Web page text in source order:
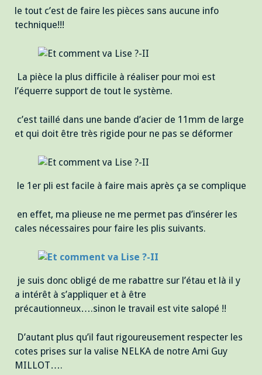
le tout c’est de faire les pièces sans aucune info
technique!!!
La pièce la plus difficile à réaliser pour moi est
l’équerre support de tout le système.
c’est taillé dans une bande d’acier de 11mm de large
et qui doit être très rigide pour ne pas se déformer
le 1er pli est facile à faire mais après ça se complique
en effet, ma plieuse ne me permet pas d’insérer les
cales nécessaires pour faire les plis suivants.
je suis donc obligé de me rabattre sur l’étau et là il y
a intérêt à s’appliquer et à être
précautionneux….sinon le travail est vite salopé !!
D’autant plus qu’il faut rigoureusement respecter les
cotes prises sur la valise NELKA de notre Ami Guy
MILLOT….